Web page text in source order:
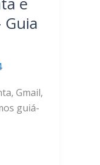
Guia
Gmail,
guiá-